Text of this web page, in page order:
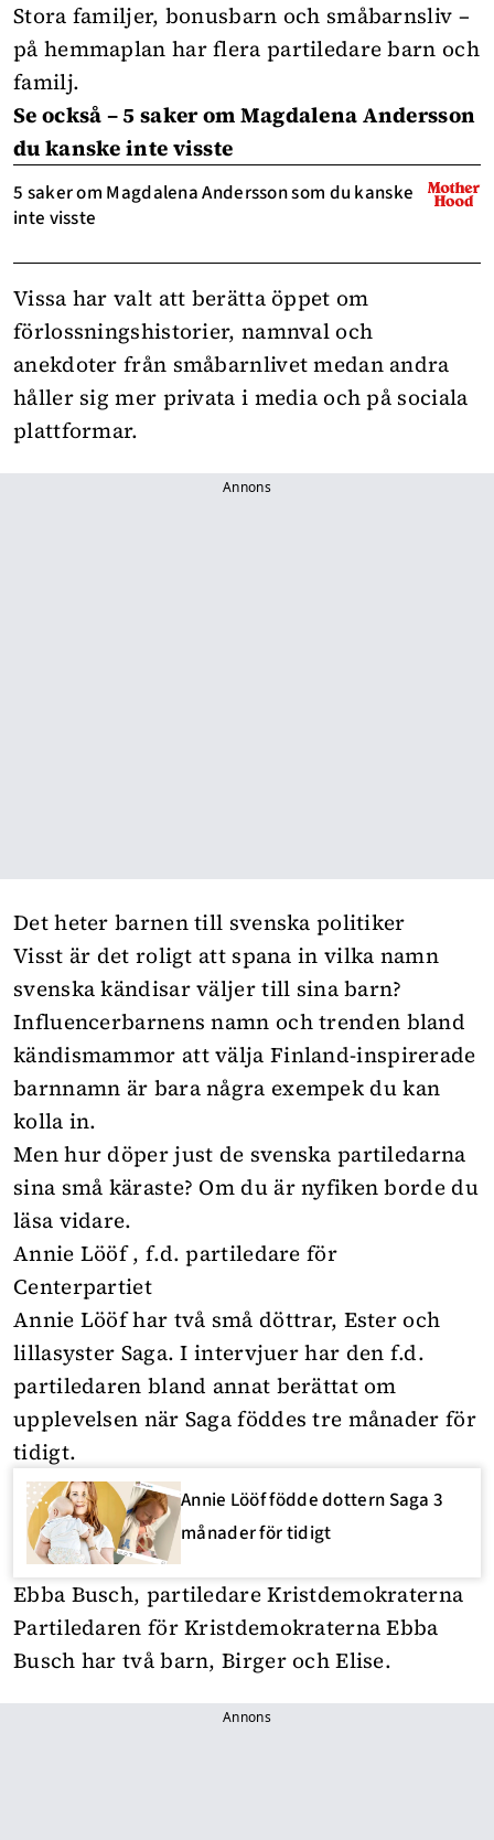
Stora familjer, bonusbarn och småbarnsliv –
på hemmaplan har flera partiledare barn och
familj.
Se också – 5 saker om Magdalena Andersson
du kanske inte visste
5 saker om Magdalena Andersson som du kanske
inte visste
Vissa har valt att berätta öppet om
förlossningshistorier, namnval och
anekdoter från småbarnlivet medan andra
håller sig mer privata i media och på sociala
plattformar.
Annons
Det heter barnen till svenska politiker
Visst är det roligt att spana in vilka namn
svenska kändisar väljer till sina barn?
Influencerbarnens namn och trenden bland
kändismammor att välja Finland-inspirerade
barnnamn är bara några exempek du kan
kolla in.
Men hur döper just de svenska partiledarna
sina små käraste? Om du är nyfiken borde du
läsa vidare.
Annie Lööf , f.d. partiledare för
Centerpartiet
Annie Lööf har två små döttrar, Ester och
lillasyster Saga. I intervjuer har den f.d.
partiledaren bland annat berättat om
upplevelsen när Saga föddes tre månader för
tidigt.
Annie Lööf födde dottern Saga 3
månader för tidigt
Ebba Busch, partiledare Kristdemokraterna
Partiledaren för Kristdemokraterna Ebba
Busch har två barn, Birger och Elise.
Annons